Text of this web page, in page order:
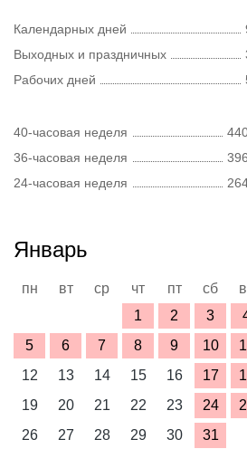
Календарных дней
Выходных и праздничных
Рабочих дней
40-часовая неделя
36-часовая неделя
24-часовая неделя
Январь
пн вт ср чт пт сб
1
2 3
5
6 7 8 9 10
12
13 14 15 16 17
19
20 21 22 23 24
26
27 28 29 30 31